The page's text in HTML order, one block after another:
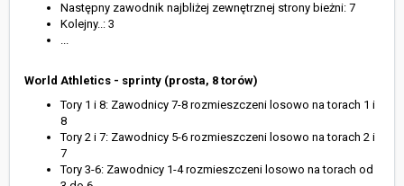
Następny zawodnik najbliżej zewnętrznej strony bieżni: 7
Kolejny..: 3
...
World Athletics - sprinty (prosta, 8 torów)
Tory 1 i 8: Zawodnicy 7-8 rozmieszczeni losowo na torach 1 i
8
Tory 2 i 7: Zawodnicy 5-6 rozmieszczeni losowo na torach 2 i
7
Tory 3-6: Zawodnicy 1-4 rozmieszczeni losowo na torach od